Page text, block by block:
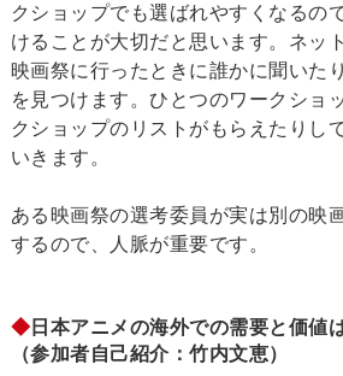
クショップでも選ばれやすくなるの
けることが大切だと思います。ネッ
映画祭に行ったときに誰かに聞いた
を見つけます。ひとつのワークショ
クショップのリストがもらえたりし
いきます。
ある映画祭の選考委員が実は別の映
するので、人脈が重要です。
◆ 日本アニメの海外での需要と価値
（参加者自己紹介：竹内文恵）